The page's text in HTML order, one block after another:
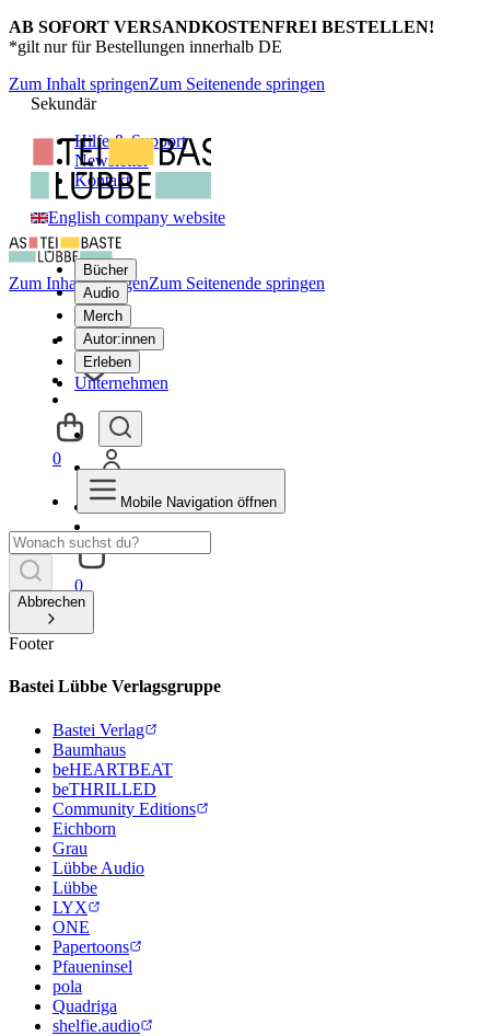
AB SOFORT VERSANDKOSTENFREI BESTELLEN!
*gilt nur für Bestellungen innerhalb DE
Zum Inhalt springenZum Seitenende springen
Sekundär
Hilfe & Support
Newsletter
Kontakt
English company website
Bücher
Audio
Merch
Autor:innen
Erleben
Unternehmen
0
Zum Inhalt springenZum Seitenende springen
0
Mobile Navigation öffnen
Abbrechen
Footer
Bastei Lübbe Verlagsgruppe
Bastei Verlag
Baumhaus
beHEARTBEAT
beTHRILLED
Community Editions
Eichborn
Grau
Lübbe Audio
Lübbe
LYX
ONE
Papertoons
Pfaueninsel
pola
Quadriga
shelfie.audio